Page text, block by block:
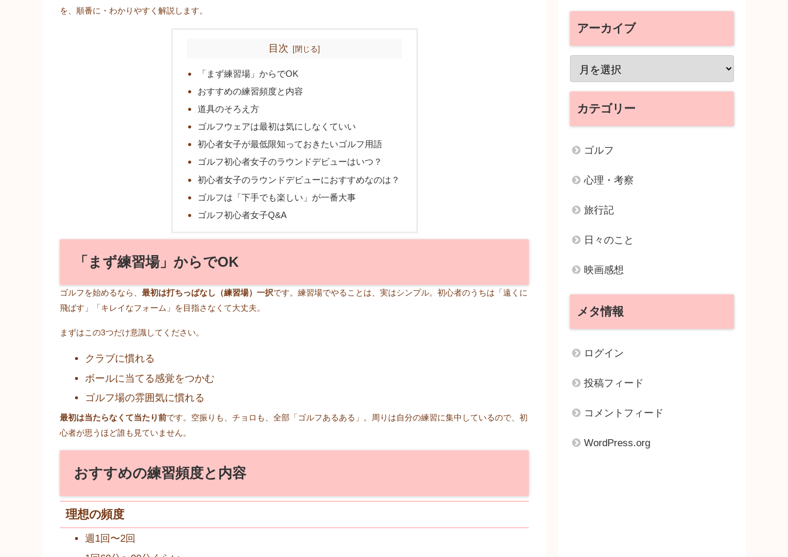
を、順番に・わかりやすく解説します。
目次
「まず練習場」からでOK
おすすめの練習頻度と内容
道具のそろえ方
ゴルフウェアは最初は気にしなくていい
初心者女子が最低限知っておきたいゴルフ用語
ゴルフ初心者女子のラウンドデビューはいつ？
初心者女子のラウンドデビューにおすすめなのは？
ゴルフは「下手でも楽しい」が一番大事
ゴルフ初心者女子Q&A
「まず練習場」からでOK
ゴルフを始めるなら、 最初は打ちっぱなし（練習場）一択です。練習場でやることは、実はシンプル。初心者のうちは「遠くに
飛ばす」「キレイなフォーム」を目指さなくて大丈夫。
まずはこの3つだけ意識してください。
クラブに慣れる
ボールに当てる感覚をつかむ
ゴルフ場の雰囲気に慣れる
最初は当たらなくて当たり前です。空振りも、チョロも、全部「ゴルフあるある」。周りは自分の練習に集中しているので、初
心者が思うほど誰も見ていません。
おすすめの練習頻度と内容
理想の頻度
週1回〜2回
アーカイブ
カテゴリー
ゴルフ
心理・考察
旅行記
日々のこと
映画感想
メタ情報
ログイン
投稿フィード
コメントフィード
WordPress.org